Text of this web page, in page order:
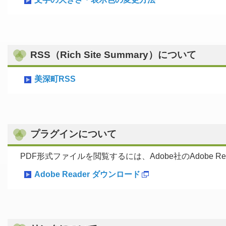
RSS（Rich Site Summary）について
美深町RSS
プラグインについて
PDF形式ファイルを閲覧するには、Adobe社のAdobe
Adobe Reader ダウンロード